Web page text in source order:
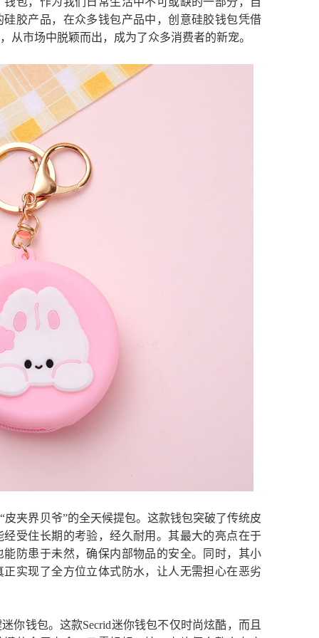
胶产品，在众多钱包产品中，创意硅胶钱包凭借
从市场中脱颖而出，成为了众多消费者的新宠。
夹界贝爷”的全天候提包。这款钱包突破了传统皮
受住长期的考验，经久耐用。其最大的亮点在于
防患于未然，确保内部物品的安全。同时，其小
实现了全方位立体式防水，让人无需担心在恶劣
你钱包。这款Secrid迷你钱包不仅时尚炫酷，而且